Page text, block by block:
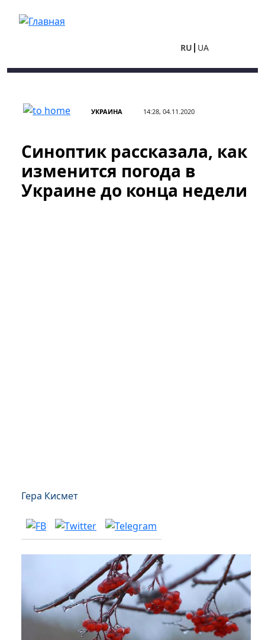
RU UA
УКРАИНА 14:28, 04.11.2020
Синоптик рассказала, как
изменится погода в
Украине до конца недели
Гера Кисмет